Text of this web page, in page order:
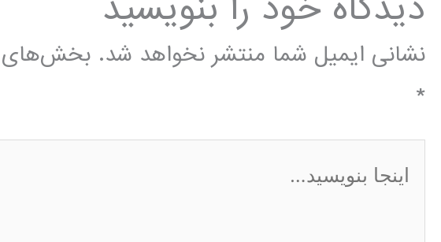
نشانی ایمیل شما منتشر نخواهد شد. بخش‌های
*
اینجا
بنویسید…